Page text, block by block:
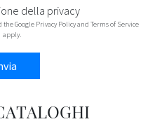
della privacy
the Google Privacy Policyand Terms of Service
apply.